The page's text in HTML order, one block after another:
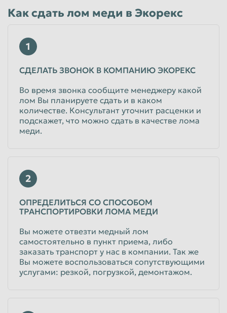
от 525 руб/кг
Юридические лица
от 525
Лом: медная стружка
сечка
Физические лица
от 525 руб/кг
Юридические лица
от 525 руб/кг
от 185
Юридические лица
от 185 руб/кг
Лом медных радиаторов
Физические лица
от 415 руб/кг
Как сдать лом меди в Экорекс
1
СДЕЛАТЬ ЗВОНОК В КОМПАНИЮ ЭКОРЕКС
Во время звонка сообщите менеджеру какой
лом Вы планируете сдать и в каком
количестве. Консультант уточнит расценки и
подскажет, что можно сдать в качестве лома
меди.
2
ОПРЕДЕЛИТЬСЯ СО СПОСОБОМ
ТРАНСПОРТИРОВКИ ЛОМА МЕДИ
Вы можете отвезти медный лом
самостоятельно в пункт приема, либо
заказать транспорт у нас в компании. Так же
Вы можете воспользоваться сопутствующими
услугами: резкой, погрузкой, демонтажом.